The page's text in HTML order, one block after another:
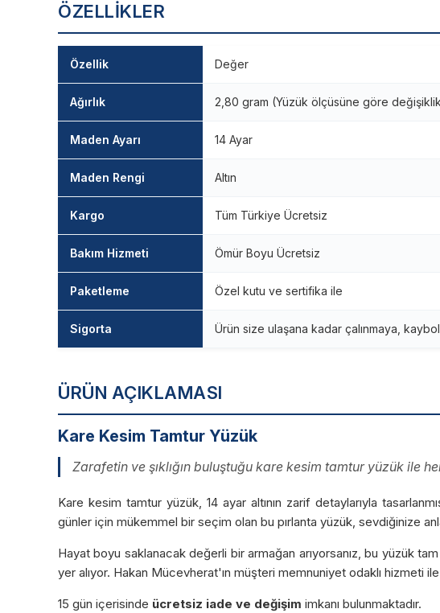
ÜRÜN AÇIKLAMASI
Kare Kesim Tamtur Yüzük
Zarafetin ve şıklığın buluştuğu kare kesim tamtur yüzük ile her
Kare kesim tamtur yüzük, 14 ayar altının zarif detaylarıyla
günler için mükemmel bir seçim olan bu pırlanta yüzük, sevdiğinize
Hayat boyu saklanacak değerli bir armağan arıyorsanız, bu yüzük
yer alıyor. Hakan Mücevherat'ın müşteri memnuniyet odaklı hizmeti
15 gün içerisinde ücretsiz iade ve değişim imkanı bulunmaktadır.
ÖZELLIKLER
Özellik Değer
Ağırlık 2,80 gram (Yüzük ölçüsüne göre
Maden Ayarı 14 Ayar
Maden Rengi Altın
Kargo Tüm Türkiye Ücretsiz
Bakım Hizmeti Ömür Boyu Ücretsiz
Paketleme Özel kutu ve sertifika ile
Sigorta Ürün size ulaşana kadar çalınmaya,